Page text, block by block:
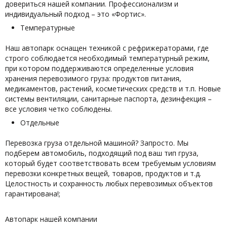
довериться нашей компании. Профессионализм и
индивидуальный подход – это «Фортис».
Температурные
Наш автопарк оснащен техникой с рефрижераторами, где
строго соблюдается необходимый температурный режим,
при котором поддерживаются определенные условия
хранения перевозимого груза: продуктов питания,
медикаментов, растений, косметических средств и т.п. Новые
системы вентиляции, санитарные паспорта, дезинфекция –
все условия четко соблюдены.
Отдельные
Перевозка груза отдельной машиной? Запросто. Мы
подберем автомобиль, подходящий под ваш тип груза,
который будет соответствовать всем требуемым условиям
перевозки конкретных вещей, товаров, продуктов и т.д.
Целостность и сохранность любых перевозимых объектов
гарантирована!;
Автопарк нашей компании